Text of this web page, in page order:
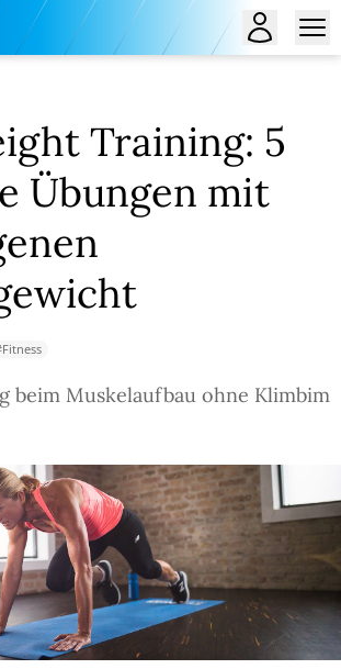
Training: 5
Übungen mit
Fitness
beim Muskelaufbau ohne Klimbim